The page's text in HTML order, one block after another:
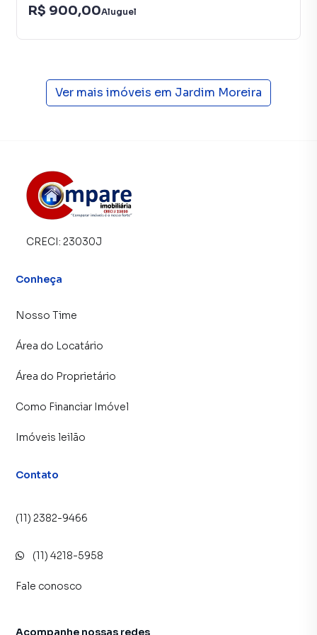
mesmo não estando na cidade e com a praticidade de
smartphone. Nós criamos soluções inovadoras para
compradores com o mercado imobiliário.
Anuncie seu imóvel! É fácil, rápido e gratuito! A Imobiliária
Na Imobiliária Compare você consegue vender ou alugar
seu imóvel muito mais rápido do que em imobiliárias
tradicionais. Já vendemos e locamos diversos imóveis em
Guarulhos, especialmente em Jardim Moreira. Isso porque
temos uma equipe de marketing digital focada em produzir
consequência uma maior chance de vender ou alugar seu
programadores, corretores treinados e uma central de
atendimento preparada para atender proprietários e
inquilinos.
R$ 900,00Aluguel
Ver mais imóveis em Jardim Moreira
CRECI: 23030J
Conheça
Nosso Time
Área do Locatário
Área do Proprietário
Como Financiar Imóvel
Imóveis leilão
Contato
(11) 2382-9466
(11) 4218-5958
Fale conosco
Acompanhe nossas redes